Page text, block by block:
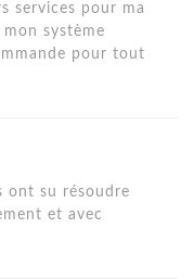
services pour ma
système
pour tout
ont su résoudre
et avec